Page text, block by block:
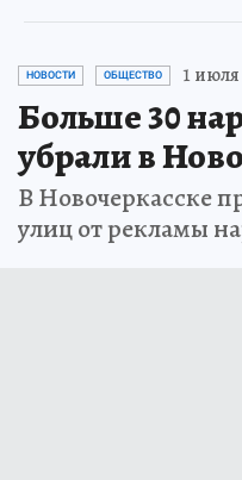
НОВОСТИ ОБЩЕСТВО 1 июля
Больше 30
убрали в
В Новочеркасске
улиц от рекламы